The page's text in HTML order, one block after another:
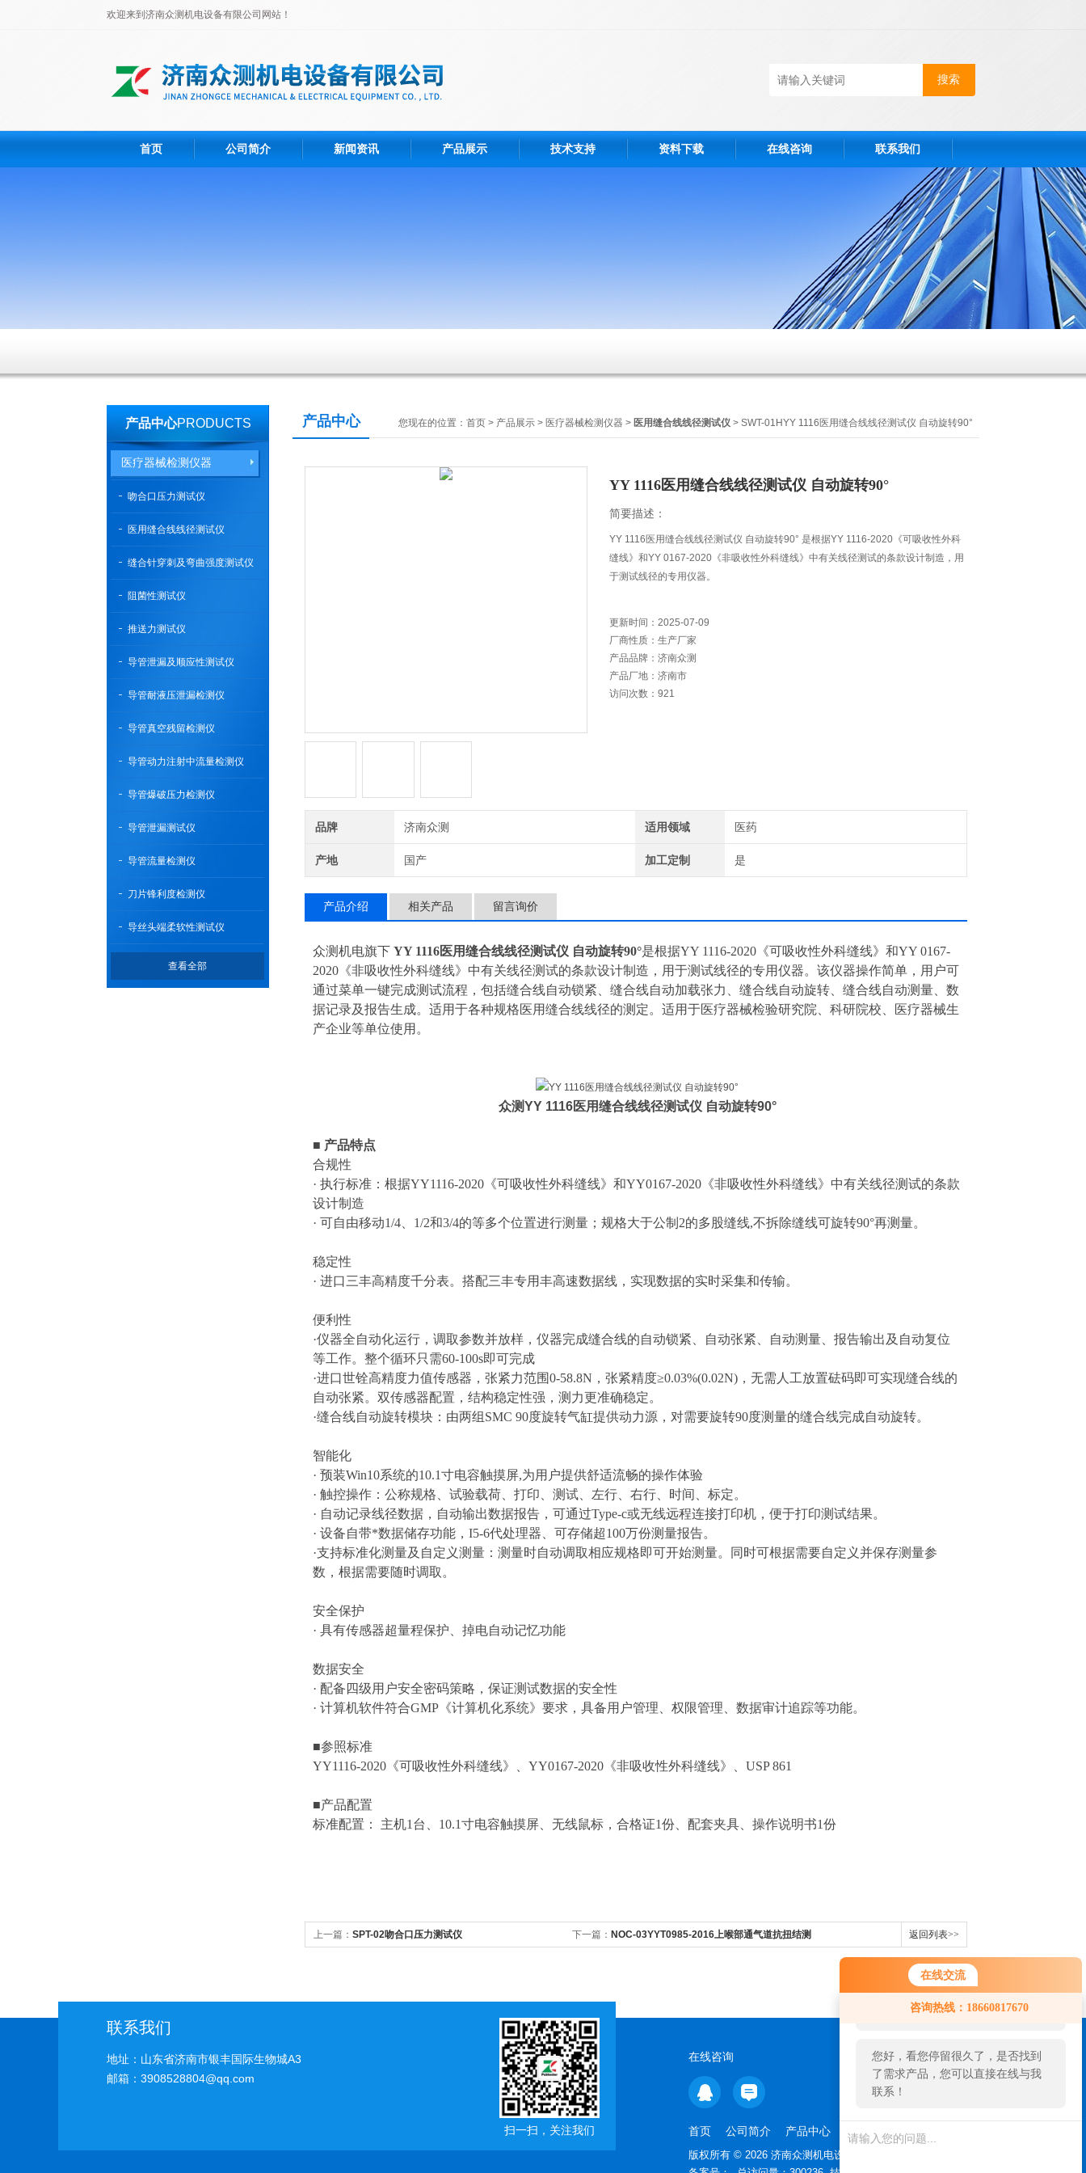
在线交流
咨询热线：18660817670
您好！欢迎前来咨询，很高兴为您
服务，请问您要咨询什么问题呢？
您好，看您停留很久了，是否找到
了需求产品，您可以直接在线与我
联系！
欢迎来到济南众测机电设备有限公司网站！
首页 公司简介 新闻资讯 产品展示 技术支持 资料下载 在线咨询 联系我们
产品中心PRODUCTS
医疗器械检测仪器
吻合口压力测试仪
医用缝合线线径测试仪
缝合针穿刺及弯曲强度测试仪
阻菌性测试仪
推送力测试仪
导管泄漏及顺应性测试仪
导管耐液压泄漏检测仪
导管真空残留检测仪
导管动力注射中流量检测仪
导管爆破压力检测仪
导管泄漏测试仪
导管流量检测仪
刀片锋利度检测仪
导丝头端柔软性测试仪
查看全部
产品中心 您现在的位置： 首页 > 产品展示 > 医疗器械检测仪器 > 医用缝合线线径测试仪 > SWT-01HYY 1116医用缝合线线径测试仪 自动旋转90°
YY 1116医用缝合线线径测试仪 自动旋转90°
简要描述：
YY 1116医用缝合线线径测试仪 自动旋转90° 是根据YY 1116-2020《可吸收性外科
缝线》和YY 0167-2020《非吸收性外科缝线》中有关线径测试的条款设计制造，用
于测试线径的专用仪器。
更新时间： 2025-07-09
厂商性质： 生产厂家
产品品牌： 济南众测
产品厂地： 济南市
访问次数： 921
品牌 济南众测 适用领域 医药
产地 国产 加工定制 是
产品介绍 相关产品 留言询价
众测机电旗下 YY 1116医用缝合线线径测试仪 自动旋转90°是根据YY 1116-2020《可吸收性外科缝线》和YY 0167-
2020《非吸收性外科缝线》中有关线径测试的条款设计制造，用于测试线径的专用仪器。该仪器操作简单，用户可
通过菜单一键完成测试流程，包括缝合线自动锁紧、缝合线自动加载张力、缝合线自动旋转、缝合线自动测量、数
据记录及报告生成。适用于各种规格医用缝合线线径的测定。适用于医疗器械检验研究院、科研院校、医疗器械生
产企业等单位使用。
众测YY 1116医用缝合线线径测试仪 自动旋转90°
■ 产品特点
合规性
· 执行标准：根据YY1116-2020《可吸收性外科缝线》和YY0167-2020《非吸收性外科缝线》中有关线径测试的条款
设计制造
· 可自由移动1/4、1/2和3/4的等多个位置进行测量；规格大于公制2的多股缝线,不拆除缝线可旋转90°再测量。
稳定性
· 进口三丰高精度千分表。搭配三丰专用丰高速数据线，实现数据的实时采集和传输。
便利性
·仪器全自动化运行，调取参数并放样，仪器完成缝合线的自动锁紧、自动张紧、自动测量、报告输出及自动复位
等工作。整个循环只需60-100s即可完成
·进口世铨高精度力值传感器，张紧力范围0-58.8N，张紧精度≥0.03%(0.02N)，无需人工放置砝码即可实现缝合线的
自动张紧。双传感器配置，结构稳定性强，测力更准确稳定。
·缝合线自动旋转模块：由两组SMC 90度旋转气缸提供动力源，对需要旋转90度测量的缝合线完成自动旋转。
智能化
· 预装Win10系统的10.1寸电容触摸屏,为用户提供舒适流畅的操作体验
· 触控操作：公称规格、试验载荷、打印、测试、左行、右行、时间、标定。
· 自动记录线径数据，自动输出数据报告，可通过Type-c或无线远程连接打印机，便于打印测试结果。
· 设备自带*数据储存功能，I5-6代处理器、可存储超100万份测量报告。
·支持标准化测量及自定义测量：测量时自动调取相应规格即可开始测量。同时可根据需要自定义并保存测量参
数，根据需要随时调取。
安全保护
· 具有传感器超量程保护、掉电自动记忆功能
数据安全
· 配备四级用户安全密码策略，保证测试数据的安全性
· 计算机软件符合GMP《计算机化系统》要求，具备用户管理、权限管理、数据审计追踪等功能。
■参照标准
YY1116-2020《可吸收性外科缝线》、YY0167-2020《非吸收性外科缝线》、USP 861
■产品配置
标准配置： 主机1台、10.1寸电容触摸屏、无线鼠标，合格证1份、配套夹具、操作说明书1份
上一篇： SPT-02吻合口压力测试仪 下一篇： NOC-03YYT0985-2016上喉部通气道抗扭结测 返回列表>>
联系我们
地址：山东省济南市银丰国际生物城A3
邮箱：3908528804@qq.com
扫一扫，关注我们
在线咨询
首页 公司简介 产品中心 新闻资讯 联系我们
版权所有 © 2026 济南众测机电设备有限公司